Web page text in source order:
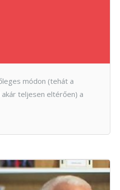
módon (tehát a
teljesen eltérően) a